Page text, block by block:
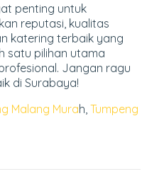
penting untuk
reputasi, kualitas
katering terbaik yang
satu pilihan utama
Jangan ragu
di Surabaya!
Malang Murah, Tumpeng